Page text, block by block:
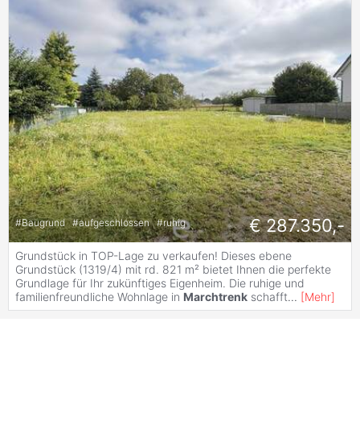
#Baugrund #aufgeschlossen #ruhig € 287.350,-
Grundstück in TOP-Lage zu verkaufen! Dieses ebene
Grundstück (1319/4) mit rd. 821 m² bietet Ihnen die perfekte
Grundlage für Ihr zukünftiges Eigenheim. Die ruhige und
familienfreundliche Wohnlage in Marchtrenk schafft... [Mehr]